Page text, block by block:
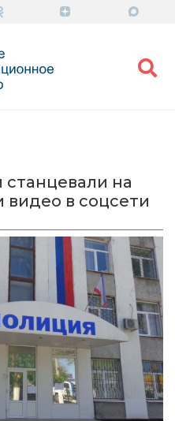
на
в соцсети